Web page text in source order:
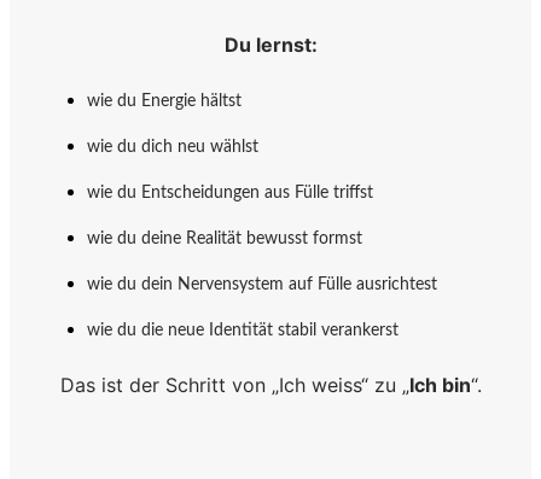
Du lernst:
wie du Energie hältst
wie du dich neu wählst
wie du Entscheidungen aus Fülle triffst
wie du deine Realität bewusst formst
wie du dein Nervensystem auf Fülle ausrichtest
wie du die neue Identität stabil verankerst
Das ist der Schritt von „Ich weiss“ zu „Ich bin“.